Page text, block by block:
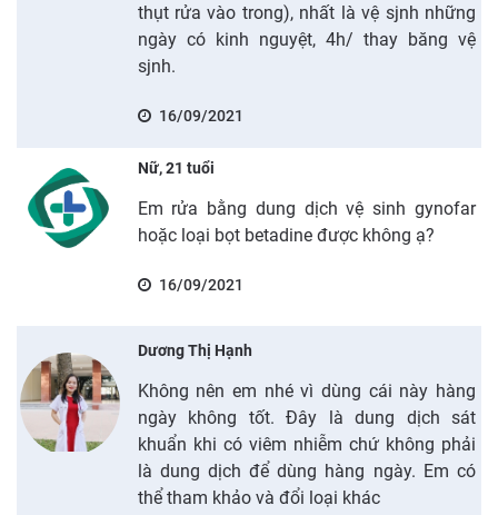
thụt rửa vào trong), nhất là vệ sjnh những
ngày có kinh nguyệt, 4h/ thay băng vệ
sjnh.
16/09/2021
Nữ, 21 tuổi
Em rửa bằng dung dịch vệ sinh gynofar
hoặc loại bọt betadine được không ạ?
16/09/2021
Dương Thị Hạnh
Không nên em nhé vì dùng cái này hàng
ngày không tốt. Đây là dung dịch sát
khuẩn khi có viêm nhiễm chứ không phải
là dung dịch để dùng hàng ngày. Em có
thể tham khảo và đổi loại khác